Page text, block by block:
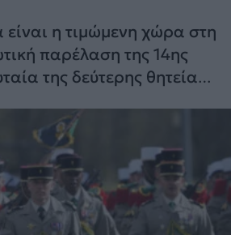
η τιμώμενη χώρα στη
παρέλαση της 14ης
της δεύτερης θητείας
προεδρία της Γαλλίας.